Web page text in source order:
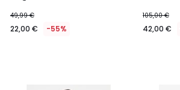
49,99 €
22,00 € -55%
105,00 €
42,00 €